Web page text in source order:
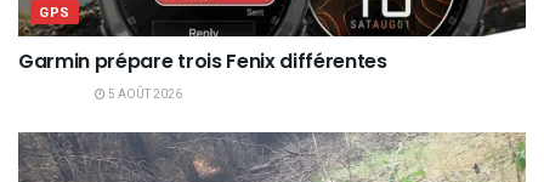
GPS
Garmin prépare trois Fenix différentes
5 AOÛT 2026